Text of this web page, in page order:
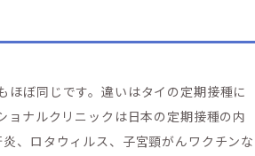
ぼ同じです。違いはタイの定期接種に
ナルクリニックは日本の定期接種の内
、ロタウィルス、子宮頸がんワクチンな